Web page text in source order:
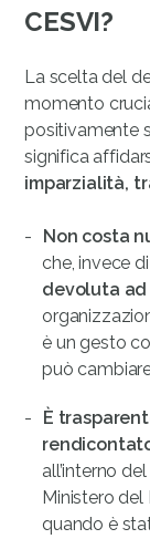
CESVI?
La scelta del
momento
positivamente
significa
imparzialità,
Non costa
che, invece
devoluta
è un gesto
può
È
all’interno
Ministero
quando è